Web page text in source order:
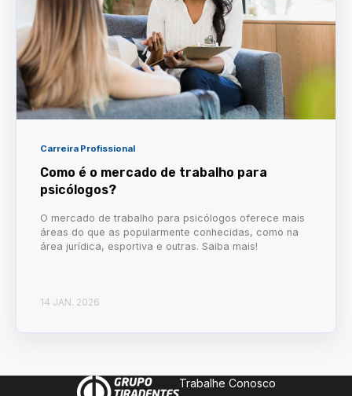
Carreira Profissional
Como é o mercado de trabalho para
psicólogos?
O mercado de trabalho para psicólogos oferece mais
áreas do que as popularmente conhecidas, como na
área jurídica, esportiva e outras. Saiba mais!
14 JAN. 2026
Trabalhe Conosco